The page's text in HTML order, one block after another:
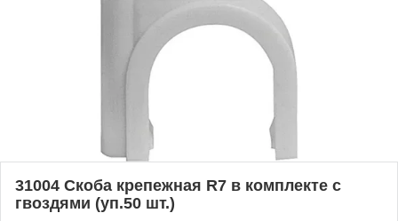
31004 Скоба крепежная R7 в комплекте с
гвоздями (уп.50 шт.)